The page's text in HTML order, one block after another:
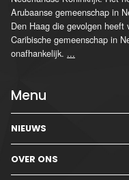
Arubaanse gemeenschap in
Den Haag die gevolgen
Caribische gemeenschap in
onafhankelijk. ...
Menu
NIEUWS
OVER ONS